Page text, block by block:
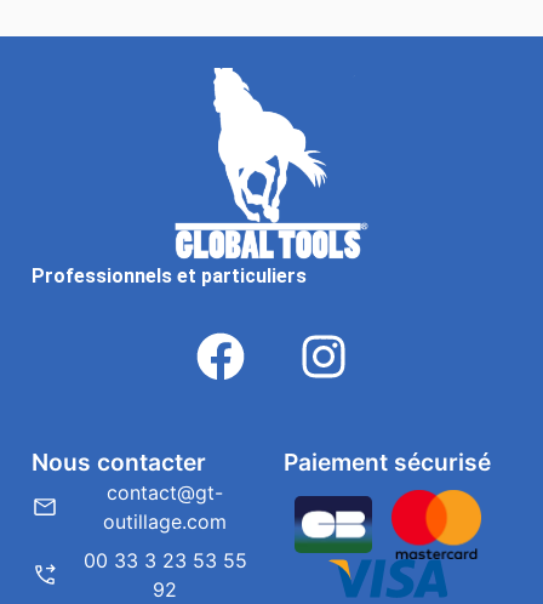
Professionnels et particuliers
Paiement sécurisé
Nous contacter
contact@gt-
outillage.com
00 33 3 23 53 55
92